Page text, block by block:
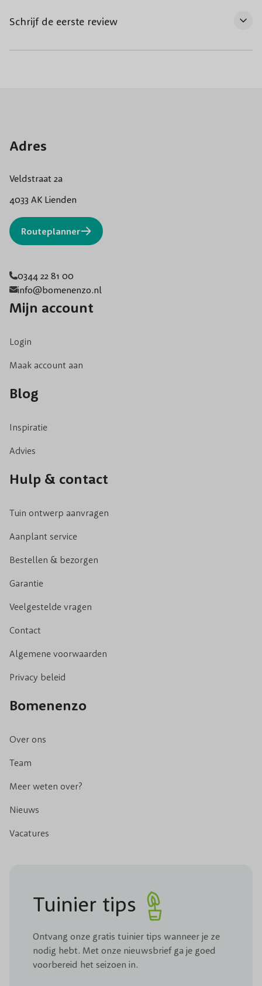
Schrijf de eerste review
Adres
Veldstraat 2a
4033 AK Lienden
Routeplanner
0344 22 81 00
info@bomenenzo.nl
Mijn account
Login
Maak account aan
Blog
Inspiratie
Advies
Hulp & contact
Tuin ontwerp aanvragen
Aanplant service
Bestellen & bezorgen
Garantie
Veelgestelde vragen
Contact
Algemene voorwaarden
Privacy beleid
Bomenenzo
Over ons
Team
Meer weten over?
Nieuws
Vacatures
Tuinier tips
Ontvang onze gratis tuinier tips wanneer je ze
nodig hebt. Met onze nieuwsbrief ga je goed
voorbereid het seizoen in.